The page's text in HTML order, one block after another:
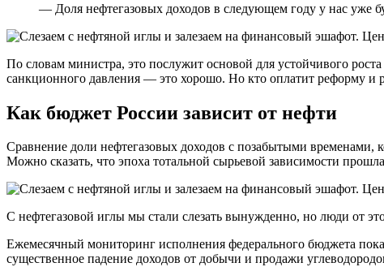
— Доля нефтегазовых доходов в следующем году у нас уже
По словам министра, это послужит основой для устойчивого
санкционного давления — это хорошо. Но кто оплатит реформу
Как бюджет России зависит от нефти
Сравнение доли нефтегазовых доходов с позабытыми временами,
Можно сказать, что эпоха тотальной сырьевой зависимости
С нефтегазовой иглы мы стали слезать вынужденно, но люди от
Ежемесячный мониторинг исполнения федерального бюджета
существенное падение доходов от добычи и продажи